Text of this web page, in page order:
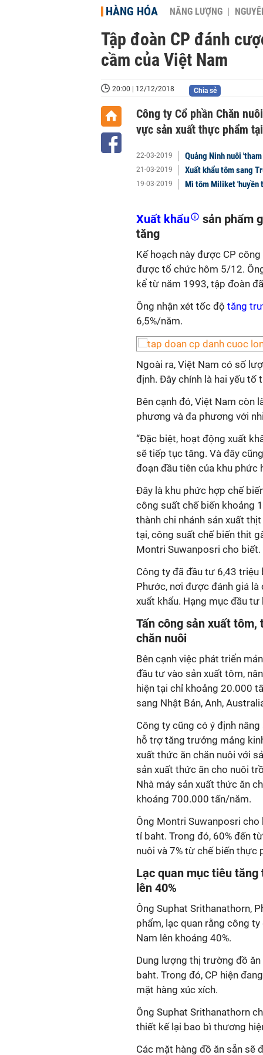
HÀNG HÓA NĂNG LƯỢNG
Tập đoàn CP đánh
cầm của Việt Nam
20:00 | 12/12/2018 Chia sẻ
Công ty Cổ phần Chăn
vực sản xuất thực phẩm
22-03-2019 Quảng Ninh nuôi
21-03-2019 Xuất khẩu tôm sang
19-03-2019 Mì tôm Miliket 'huyền
Xuất khẩu
sản phẩm
tăng
Kế hoạch này được CP
được tổ chức hôm 5/12.
kể từ năm 1993, tập đoàn
Ông nhận xét tốc độ tăng
6,5%/năm.
Ngoài ra, Việt Nam có số
định. Đây chính là hai yếu tố
Bên cạnh đó, Việt Nam còn
phương và đa phương với
“Đặc biệt, hoạt động xuất
sẽ tiếp tục tăng. Và đây
đoạn đầu tiên của khu phức
Đây là khu phức hợp chế
công suất chế biến khoảng
thành chi nhánh sản xuất
tại, công suất chế biến thit
Montri Suwanposri cho biết.
Công ty đã đầu tư 6,43 triệu
Phước, nơi được đánh giá là
xuẩt khẩu. Hạng mục đầu
Tấn công sản xuất
chăn nuôi
Bên cạnh việc phát triển
đầu tư vào sản xuất tôm,
hiện tại chỉ khoảng 20.000
sang Nhật Bản, Anh,
Công ty cũng có ý định
hỗ trợ tăng trưởng mảng
xuất thức ăn chăn nuôi với
sản xuất thức ăn cho nuôi
Nhà máy sản xuất thức ăn
khoảng 700.000 tấn/năm.
Ông Montri Suwanposri
tỉ baht. Trong đó, 60% đến
nuôi và 7% từ chế biến thực
Lạc quan mục tiêu
lên 40%
Ông Suphat Srithanathorn,
phẩm, lạc quan rằng công
Nam lên khoảng 40%.
Dung lượng thị trường đồ
baht. Trong đó, CP hiện
mặt hàng xúc xích.
Ông Suphat Srithanathorn
thiết kế lại bao bì thương
Các mặt hàng đồ ăn sẵn sẽ